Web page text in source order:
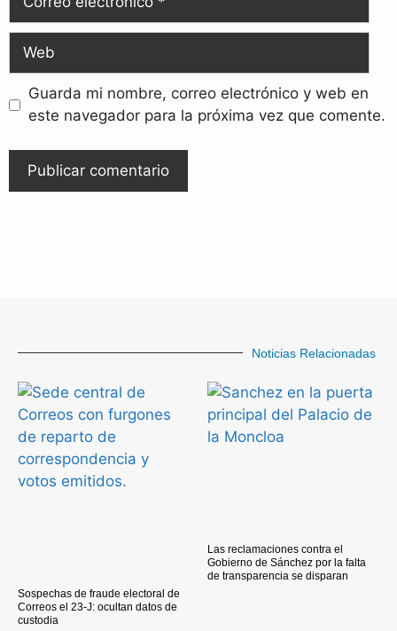
Guarda mi nombre, correo electrónico y web en
este navegador para la próxima vez que comente.
Noticias Relacionadas
Sospechas de fraude electoral de
Correos el 23-J: ocultan datos de
custodia
Las reclamaciones contra el
Gobierno de Sánchez por la falta
de transparencia se disparan